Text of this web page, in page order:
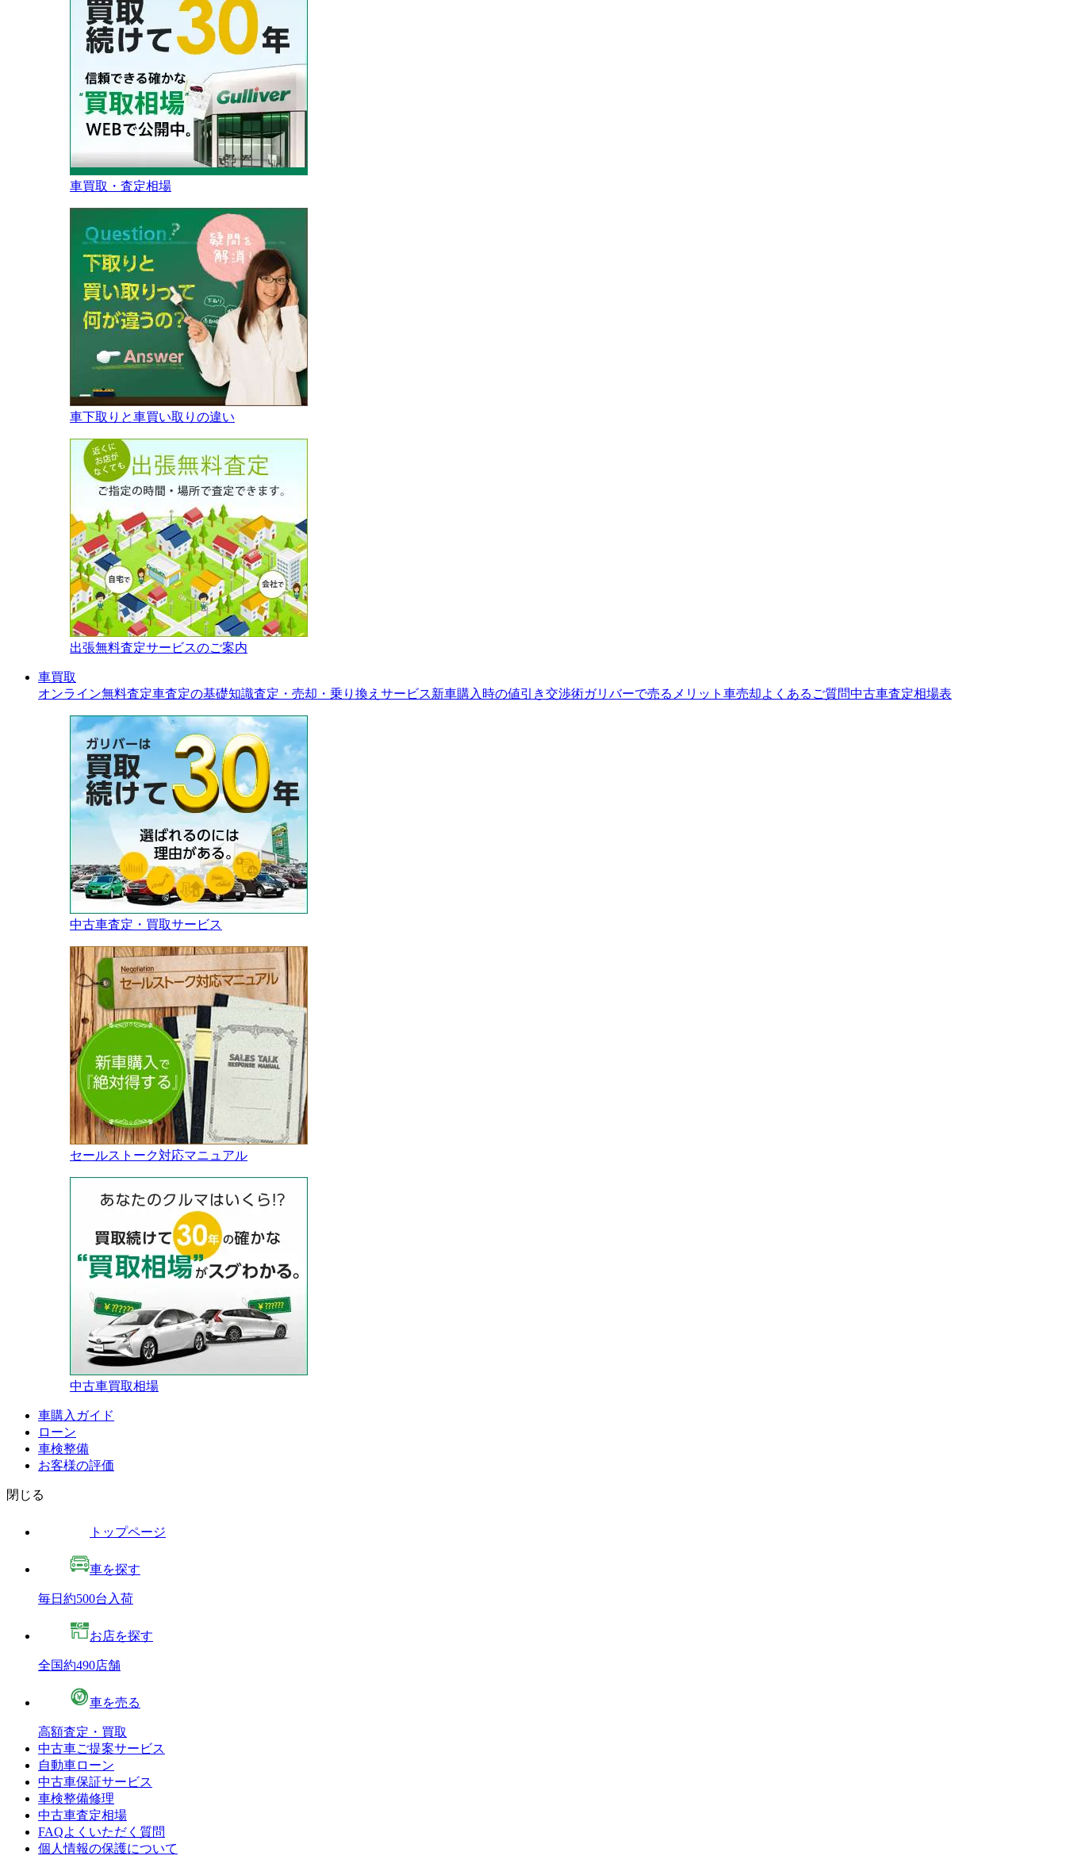
車買取・査定相場
車下取りと車買い取りの違い
出張無料査定サービスのご案内
車買取
オンライン無料査定車査定の基礎知識査定・売却・乗り換えサービス新車購入時の値引き交渉術ガリバーで売るメリット 車売却よくあるご質問中古車査定相場表
中古車査定・買取サービス
セールストーク対応マニュアル
中古車買取相場
車購入ガイド
ローン
車検整備
お客様の評価
閉じる
トップページ
車を探す
毎日約500台入荷
お店を探す
全国約490店舗
車を売る
高額査定・買取
中古車ご提案サービス
自動車ローン
中古車保証サービス
車検整備修理
中古車査定相場
FAQよくいただく質問
個人情報の保護について